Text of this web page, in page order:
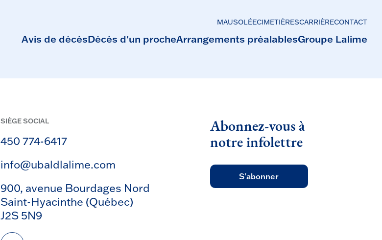
MAUSOLÉECIMETIÈRESCARRIÈRECONTACT
Avis de décèsDécès d'un procheArrangements préalablesGroupe Lalime
SIÈGE SOCIAL
450 774-6417
info@ubaldlalime.com
900, avenue Bourdages Nord
Saint-Hyacinthe (Québec)
J2S 5N9
Abonnez-vous à
notre infolettre
S'abonner